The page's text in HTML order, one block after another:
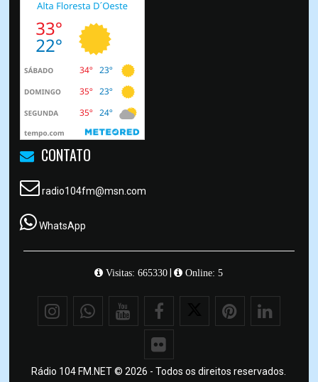
CONTATO
radio104fm@msn.com
WhatsApp
Visitas: 665330 | Online: 5
Rádio 104 FM.NET © 2026 - Todos os direitos reservados.